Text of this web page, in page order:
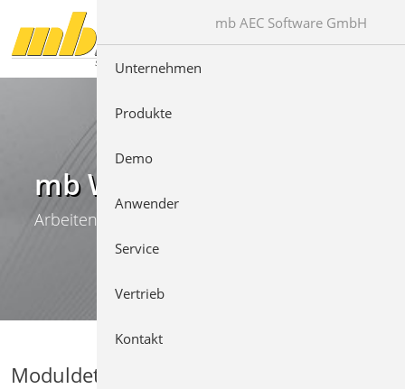
Direkt zur Hauptnavigation springen
Direkt zum Inhalt springen
mb WorkSuite
Arbeiten mit Komfort
Moduldetails
mb AEC Software GmbH
Unternehmen
Produkte
Demo
Anwender
Service
Vertrieb
Kontakt